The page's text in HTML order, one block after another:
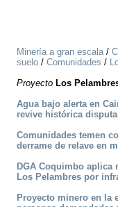
Minería a gran escala/
suelo / Comunidades /
Proyecto Los
Agua bajo alerta en
revive histórica
Comunidades temen
derrame de relave en
DGA Coquimbo aplica
Los Pelambres por
Proyecto minero en la